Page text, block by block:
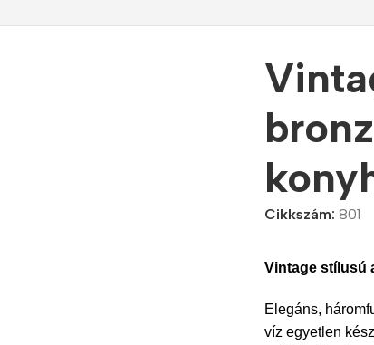
Cikkszám:801
Vintage stílusú
Elegáns,
víz egyetlen